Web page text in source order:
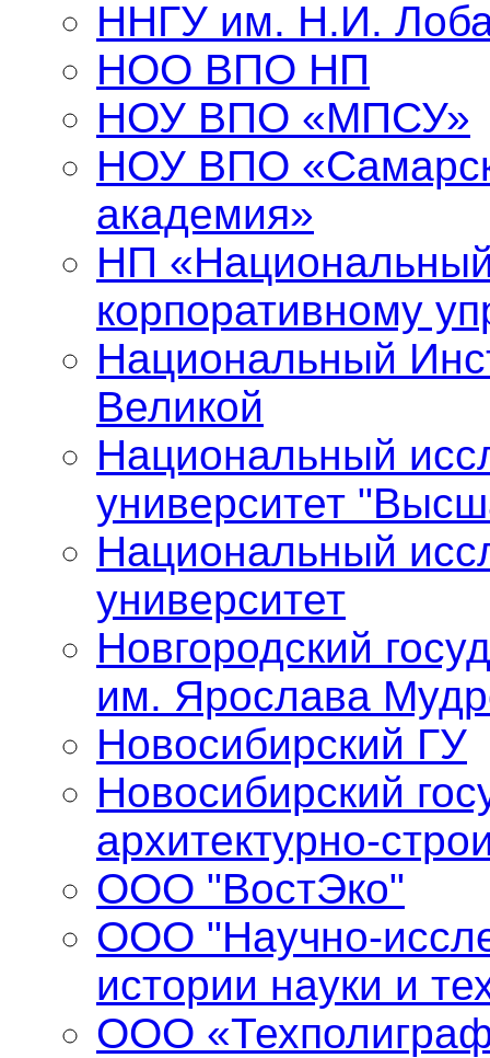
ННГУ им. Н.И.
НОО ВПО НП
НОУ ВПО «МПСУ»
НОУ ВПО
академия»
НП
корпоративному
Национальный
Великой
Национальный
университет
Национальный
университет
Новгородский
им. Ярослава
Новосибирский ГУ
Новосибирский
архитектурно-
ООО "ВостЭко"
ООО "Научно-
истории науки и
ООО